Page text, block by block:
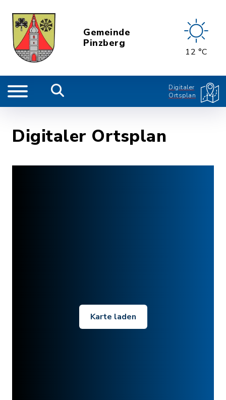
Gemeinde
Pinzberg
12 °C
Digitaler
Ortsplan
Digitaler Ortsplan
Karte laden